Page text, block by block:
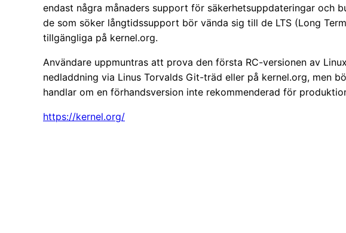
endast några månaders support för säkerhetsuppdateringar och
de som söker långtidssupport bör vända sig till de LTS (Long
tillgängliga på kernel.org.
Användare uppmuntras att prova den första RC-versionen av
nedladdning via Linus Torvalds Git-träd eller på kernel.org, men
handlar om en förhandsversion inte rekommenderad för
https://kernel.org/